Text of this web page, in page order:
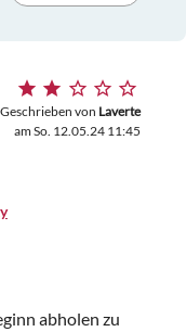
Geschrieben von Laverte
am So. 12.05.24 11:45
abholen zu